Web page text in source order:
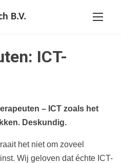
B.V.
ICT-
– ICT zoals het
Deskundig.
het niet om zoveel
Wij geloven dat échte ICT-